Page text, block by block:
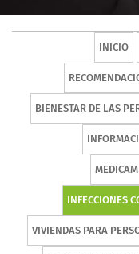
INICIO
BIENESTAR DE LAS
INFECCIONES
VIVIENDAS PARA